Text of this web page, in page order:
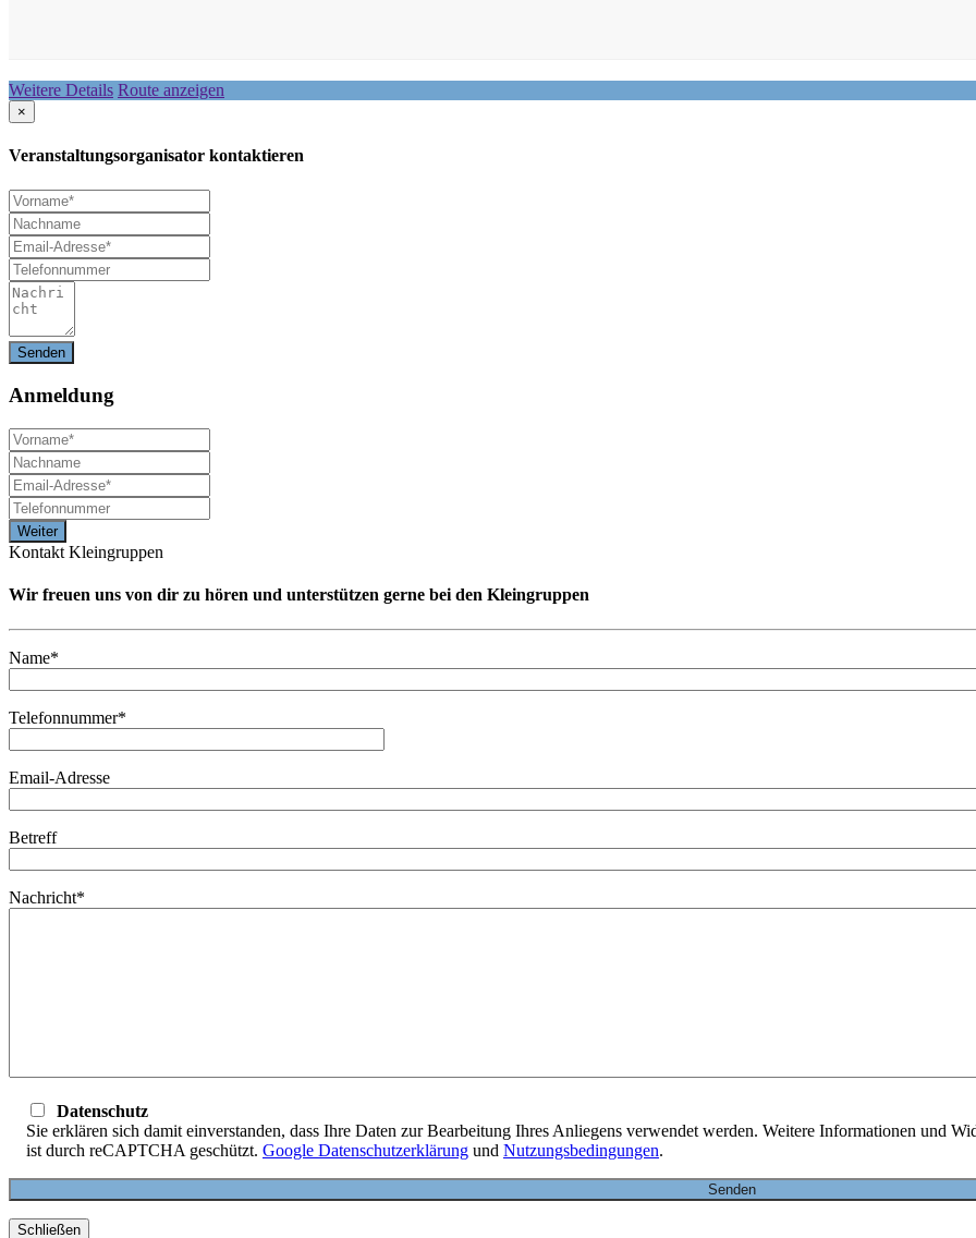
Weitere Details Route anzeigen
×
Veranstaltungsorganisator kontaktieren
Anmeldung
Kontakt Kleingruppen
Wir freuen uns von dir zu hören und unterstützen gerne bei den Kleingruppen
Name*
Telefonnummer*
Email-Adresse
Betreff
Nachricht*
Datenschutz
Sie erklären sich damit einverstanden, dass Ihre Daten zur Bearbeitung Ihres Anliegens verwendet werden. Weitere Informationen und
ist durch reCAPTCHA geschützt. Google Datenschutzerklärung und Nutzungsbedingungen.
Schließen